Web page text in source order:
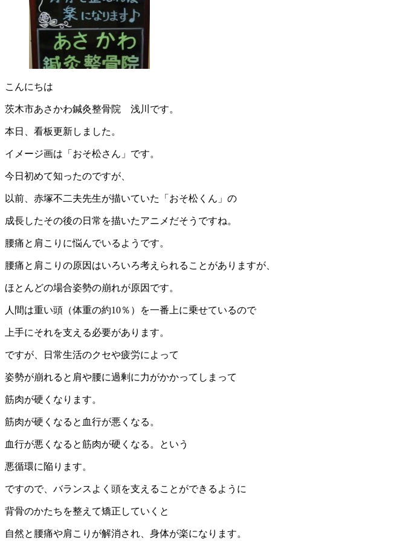
こんにちは
茨木市あさかわ鍼灸整骨院 浅川です。
本日、看板更新しました。
イメージ画は「おそ松さん」です。
今日初めて知ったのですが、
以前、赤塚不二夫先生が描いていた「おそ松くん」の
成長したその後の日常を描いたアニメだそうですね。
腰痛と肩こりに悩んでいるようです。
腰痛と肩こりの原因はいろいろ考えられることがありますが、
ほとんどの場合姿勢の崩れが原因です。
人間は重い頭（体重の約10％）を一番上に乗せているので
上手にそれを支える必要があります。
ですが、日常生活のクセや疲労によって
姿勢が崩れると肩や腰に過剰に力がかかってしまって
筋肉が硬くなります。
筋肉が硬くなると血行が悪くなる。
血行が悪くなると筋肉が硬くなる。という
悪循環に陥ります。
ですので、バランスよく頭を支えることができるように
背骨のかたちを整えて矯正していくと
自然と腰痛や肩こりが解消され、身体が楽になります。